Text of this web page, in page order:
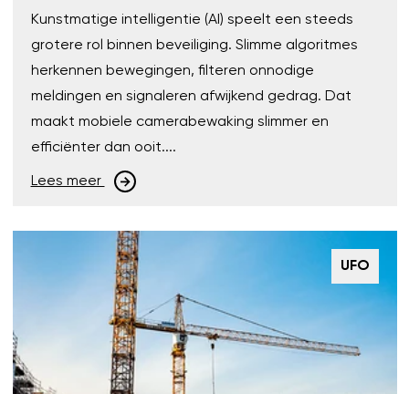
Kunstmatige intelligentie (AI) speelt een steeds
grotere rol binnen beveiliging. Slimme algoritmes
herkennen bewegingen, filteren onnodige
meldingen en signaleren afwijkend gedrag. Dat
maakt mobiele camerabewaking slimmer en
efficiënter dan ooit....
Lees meer
UFO